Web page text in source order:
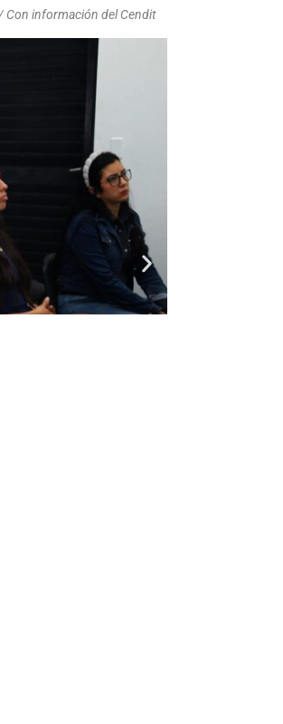
Con información del Cendit